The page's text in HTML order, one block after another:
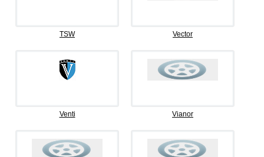
TSW Vector
Venti Vianor